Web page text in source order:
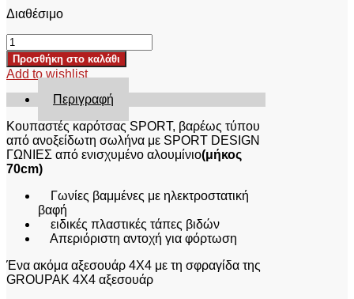
Διαθέσιμο
ΚΟΥΠΑΣΤΕΣ
ΚΑΡΟΤΣΑΣ
KOUP
70
RENAULT
ALASKAN
ποσότητα
Προσθήκη στο καλάθι
Add to wishlist
Περιγραφή
Kουπαστές καρότσας SPORT, βαρέως τύπου
από ανοξείδωτη σωλήνα με SPORT DESIGN
ΓΩΝΙΕΣ από ενισχυμένο αλουμίνιο(μήκος
70cm)
Γωνίες βαμμένες με ηλεκτροστατική
βαφή
ειδικές πλαστικές τάπες βιδών
Απεριόριστη αντοχή για φόρτωση
Ένα ακόμα αξεσουάρ 4Χ4 με τη σφραγίδα της
GROUPAK 4Χ4 αξεσουάρ